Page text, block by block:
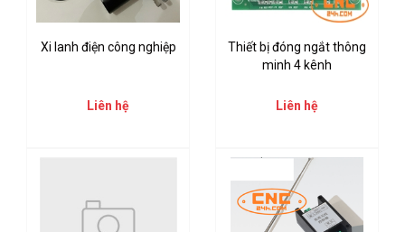
Xi lanh điện công nghiệp
Liên hệ
Thiết bị đóng ngắt thông
minh 4 kênh
Liên hệ